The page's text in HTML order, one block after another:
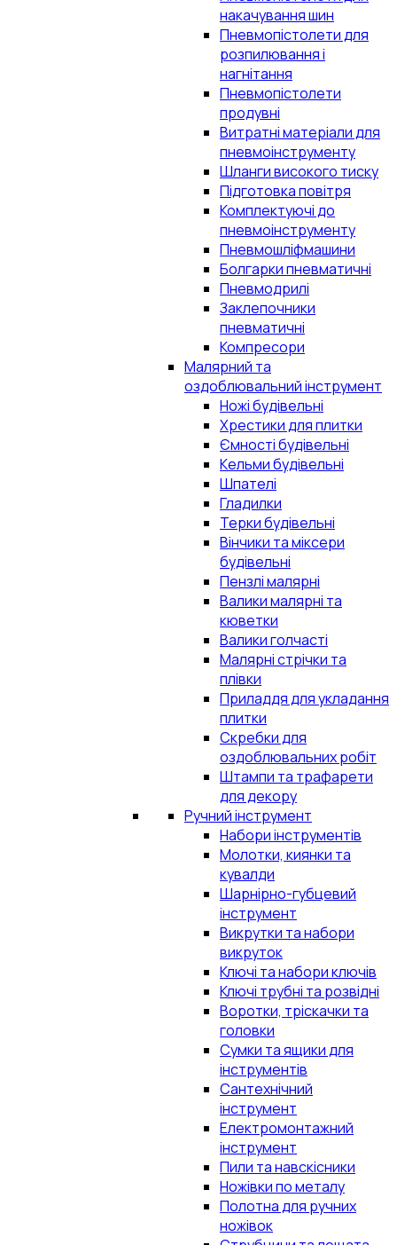
накачування шин
Пневмопістолети для
розпилювання і
нагнітання
Пневмопістолети
продувні
Витратні матеріали для
пневмоінструменту
Шланги високого тиску
Підготовка повітря
Комплектуючі до
пневмоінструменту
Пневмошліфмашини
Болгарки пневматичні
Пневмодрилі
Заклепочники
пневматичні
Компресори
Малярний та
оздоблювальний інструмент
Ножі будівельні
Хрестики для плитки
Ємності будівельні
Кельми будівельні
Шпателі
Гладилки
Терки будівельні
Вінчики та міксери
будівельні
Пензлі малярні
Валики малярні та
кюветки
Валики голчасті
Малярні стрічки та
плівки
Приладдя для укладання
плитки
Скребки для
оздоблювальних робіт
Штампи та трафарети
для декору
Ручний інструмент
Набори інструментів
Молотки, киянки та
кувалди
Шарнірно-губцевий
інструмент
Викрутки та набори
викруток
Ключі та набори ключів
Ключі трубні та розвідні
Воротки, тріскачки та
головки
Сумки та ящики для
інструментів
Сантехнічний
інструмент
Електромонтажний
інструмент
Пили та навскісники
Ножівки по металу
Полотна для ручних
ножівок